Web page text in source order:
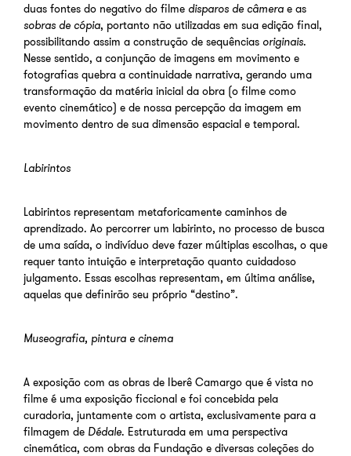
duas fontes do negativo do filme disparos de câmera e as
sobras de cópia, portanto não utilizadas em sua edição final,
possibilitando assim a construção de sequências originais.
Nesse sentido, a conjunção de imagens em movimento e
fotografias quebra a continuidade narrativa, gerando uma
transformação da matéria inicial da obra (o filme como
evento cinemático) e de nossa percepção da imagem em
movimento dentro de sua dimensão espacial e temporal.
Labirintos
Labirintos representam metaforicamente caminhos de
aprendizado. Ao percorrer um labirinto, no processo de busca
de uma saída, o indivíduo deve fazer múltiplas escolhas, o que
requer tanto intuição e interpretação quanto cuidadoso
julgamento. Essas escolhas representam, em última análise,
aquelas que definirão seu próprio “destino”.
Museografia, pintura e cinema
A exposição com as obras de Iberê Camargo que é vista no
filme é uma exposição ficcional e foi concebida pela
curadoria, juntamente com o artista, exclusivamente para a
filmagem de Dédale. Estruturada em uma perspectiva
cinemática, com obras da Fundação e diversas coleções do